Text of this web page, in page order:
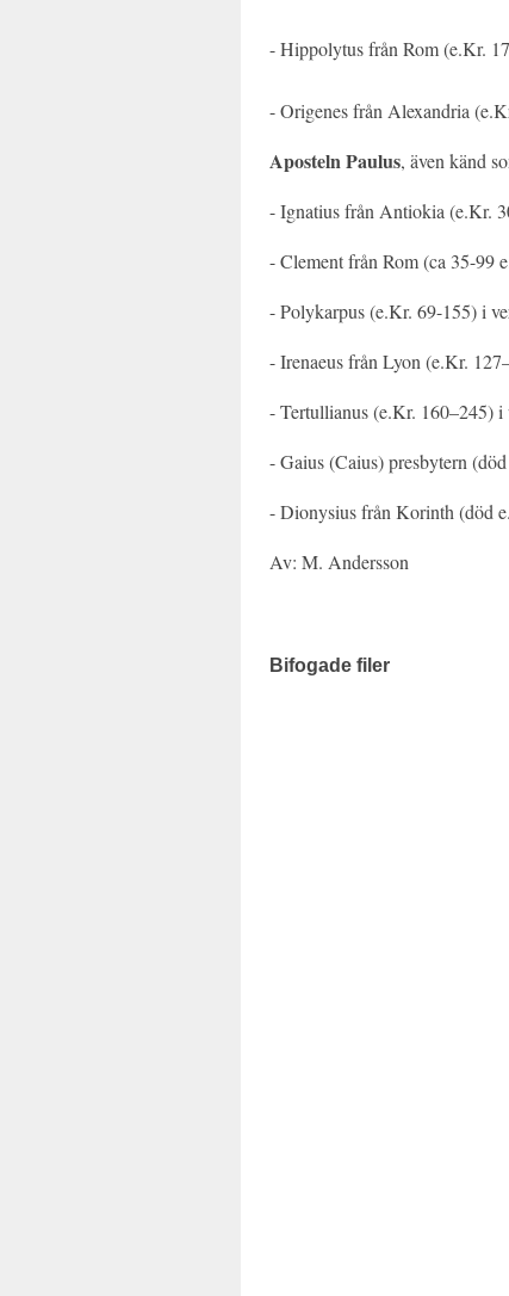
- Hippolytus från Rom (e.Kr.
- Origenes från Alexandria
Aposteln Paulus, även känd
- Ignatius från Antiokia (e.Kr.
- Clement från Rom (ca 35-99
- Polykarpus (e.Kr. 69-155) i
- Irenaeus från Lyon (e.Kr.
- Tertullianus (e.Kr. 160–245) i
- Gaius (Caius) presbytern
- Dionysius från Korinth (död
Av: M. Andersson
Bifogade filer